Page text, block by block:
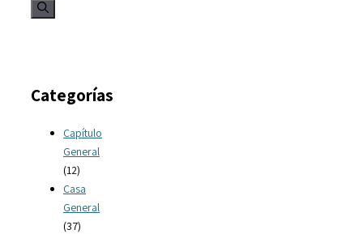
Categorías
Capítulo
General
(12)
Casa
General
(37)